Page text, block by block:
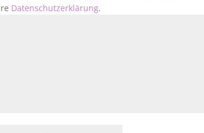
Datenschutzerklärung.